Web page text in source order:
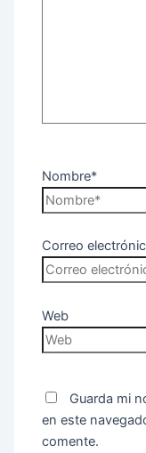
Nombre*
Correo
Web
Guarda mi
en este
comente.